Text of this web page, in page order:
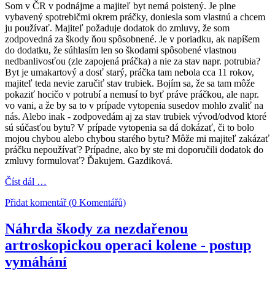
Som v ČR v podnájme a majiteľ byt nemá poistený. Je plne
vybavený spotrebičmi okrem práčky, doniesla som vlastnú a chcem
ju používať. Majiteľ požaduje dodatok do zmluvy, že som
zodpovedná za škody ňou spôsobnené. Je v poriadku, ak napíšem
do dodatku, že súhlasím len so škodami spôsobené vlastnou
nedbanlivosťou (zle zapojená práčka) a nie za stav napr. potrubia?
Byt je umakartový a dosť starý, práčka tam nebola cca 11 rokov,
majiteľ teda nevie zaručiť stav trubiek. Bojím sa, že sa tam môže
pokaziť hocičo v potrubí a nemusí to byť práve práčkou, ale napr.
vo vani, a že by sa to v prípade vytopenia susedov mohlo zvaliť na
nás. Alebo inak - zodpovedám aj za stav trubiek vývod/odvod ktoré
sú súčasťou bytu? V prípade vytopenia sa dá dokázať, či to bolo
mojou chybou alebo chybou starého bytu? Môže mi majiteľ zakázať
práčku nepoužívať? Prípadne, ako by ste mi doporučili dodatok do
zmluvy formulovať? Ďakujem. Gazdiková.
Číst dál …
Přidat komentář (0 Komentářů)
Náhrda škody za nezdařenou
artroskopickou operaci kolene - postup
vymáhání